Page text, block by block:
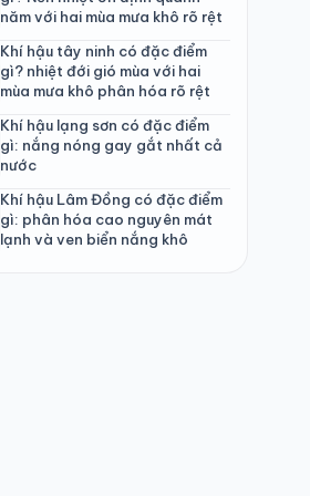
năm với hai mùa mưa khô rõ rệt
Khí hậu tây ninh có đặc điểm
gì? nhiệt đới gió mùa với hai
mùa mưa khô phân hóa rõ rệt
Khí hậu lạng sơn có đặc điểm
gì: nắng nóng gay gắt nhất cả
nước
Khí hậu Lâm Đồng có đặc điểm
gì: phân hóa cao nguyên mát
lạnh và ven biển nắng khô